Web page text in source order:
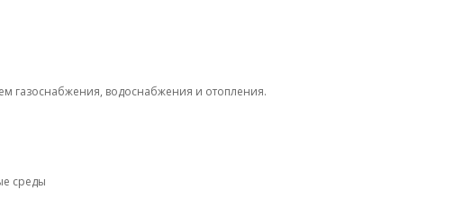
газоснабжения, водоснабжения и отопления.
среды